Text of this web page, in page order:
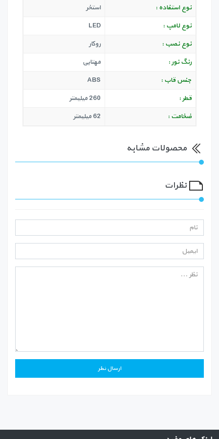
نوع استفاده :
استخر
نوع لامپ :
LED
نوع نصب :
روکار
رنگ نور :
مهتابی
جنس قاب :
ABS
قطر :
260 میلیمتر
ضخامت :
62 میلیمتر
محصولات مشابه
نظرات